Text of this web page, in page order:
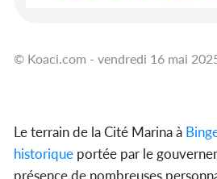
© Koaci.com - vendredi 16 mai
Le terrain de la Cité Marina à
historique portée par le
présence de nombreuses